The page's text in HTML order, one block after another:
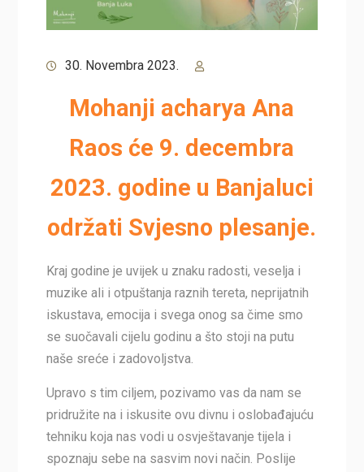
30. Novembra 2023.
Mohanji acharya Ana
Raos će 9. decembra
2023. godine u Banjaluci
održati Svjesno plesanje.
Kraj godine je uvijek u znaku radosti, veselja i
muzike ali i otpuštanja raznih tereta, neprijatnih
iskustava, emocija i svega onog sa čime smo
se suočavali cijelu godinu a što stoji na putu
naše sreće i zadovoljstva.
Upravo s tim ciljem, pozivamo vas da nam se
pridružite na i iskusite ovu divnu i oslobađajuću
tehniku koja nas vodi u osvještavanje tijela i
spoznaju sebe na sasvim novi način. Poslije